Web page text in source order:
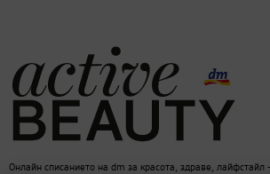
Онлайн списанието на dm за красота, здраве, лайфстайл